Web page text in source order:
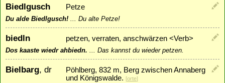
Biedlgusch Petze
Du alde Biedlgusch! Du alte Petze!
biedln petzen, verraten, anschwärzen <Verb>
Dos kaaste wiedr ahbiedn. Das kannst du wieder petzen.
Bielbarg, dr
Pöhlberg, 832 m, Berg zwischen Annaberg
und Königswalde. [orte]